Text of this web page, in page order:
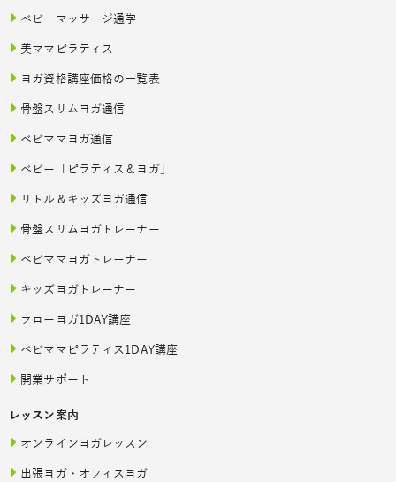
ベビーマッサージ通学
美ママピラティス
ヨガ資格講座価格の一覧表
骨盤スリムヨガ通信
ベビママヨガ通信
ベビー「ピラティス＆ヨガ」
リトル＆キッズヨガ通信
骨盤スリムヨガトレーナー
ベビママヨガトレーナー
キッズヨガトレーナー
フローヨガ1DAY講座
ベビママピラティス1DAY講座
開業サポート
レッスン案内
オンラインヨガレッスン
出張ヨガ・オフィスヨガ